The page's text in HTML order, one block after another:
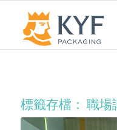
標籤存檔： 職場